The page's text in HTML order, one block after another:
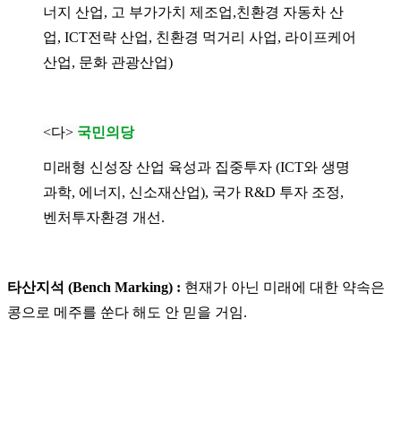
너지 산업, 고 부가가치 제조업,친환경 자동차 산
업, ICT전략 산업, 친환경 먹거리 사업, 라이프케어
산업, 문화 관광산업)
<다> 국민의당
미래형 신성장 산업 육성과 집중투자 (ICT와 생명
과학, 에너지, 신소재산업), 국가 R&D 투자 조정,
벤처투자환경 개선.
타산지석 (Bench Marking) : 현재가 아닌 미래에 대한 약속은
콩으로 메주를 쑨다 해도 안 믿을 거임.